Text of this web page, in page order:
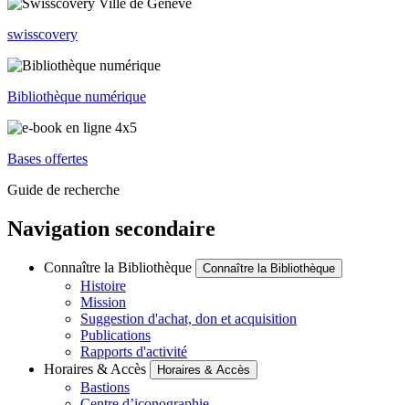
swisscovery
Bibliothèque numérique
Bases offertes
Guide de recherche
Navigation secondaire
Connaître la Bibliothèque Connaître la Bibliothèque
Histoire
Mission
Suggestion d'achat, don et acquisition
Publications
Rapports d'activité
Horaires & Accès
Horaires & Accès
Bastions